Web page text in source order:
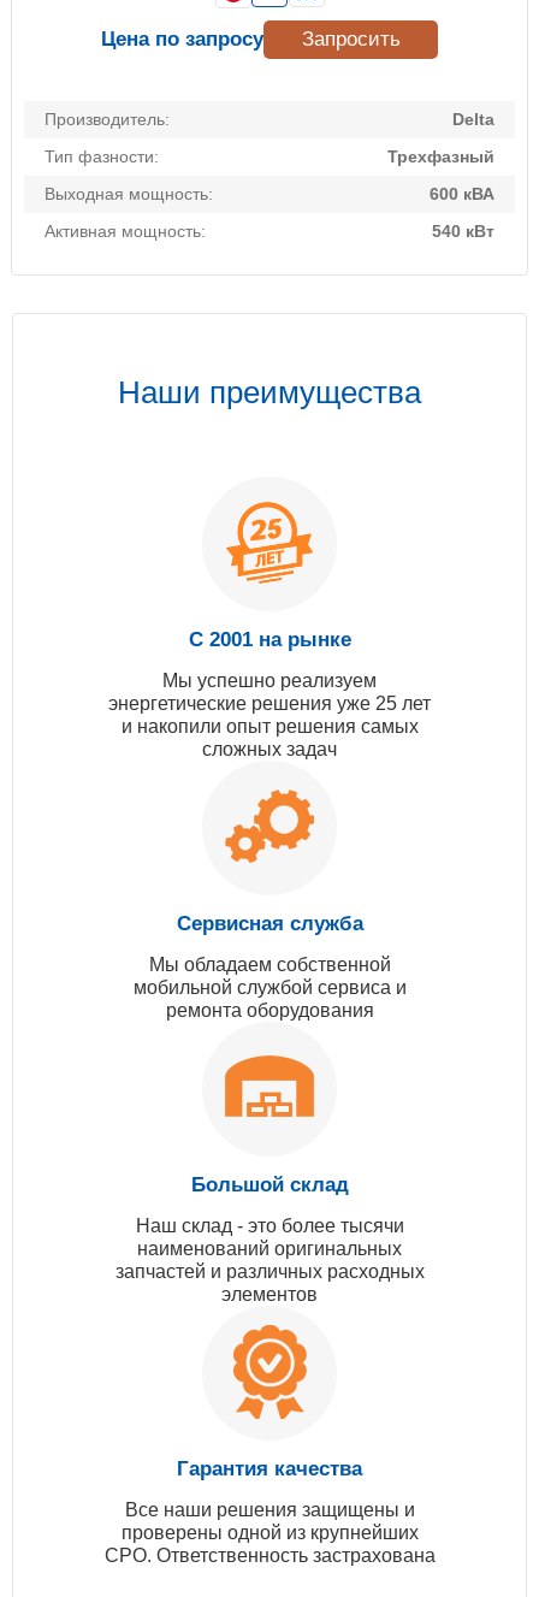
Производитель:
Delta
Тип фазности:
Трехфазный
Выходная мощность:
600 кВА
Активная мощность:
540 кВт
Цена по запросу Запросить
Наши преимущества
С 2001 на рынке
Мы успешно реализуем
энергетические решения уже 25 лет
и накопили опыт решения самых
сложных задач
Сервисная служба
Мы обладаем собственной
мобильной службой сервиса и
ремонта оборудования
Большой склад
Наш склад - это более тысячи
наименований оригинальных
запчастей и различных расходных
элементов
Гарантия качества
Все наши решения защищены и
проверены одной из крупнейших
СРО. Ответственность застрахована